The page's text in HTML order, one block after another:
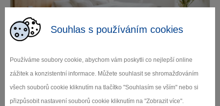
Souhlas s používáním cookies
Používáme soubory cookie, abychom vám poskytli co nejlepší online
zážitek a konzistentní informace. Můžete souhlasit se shromažďováním
všech souborů cookie kliknutím na tlačítko "Souhlasím se vším" nebo si
přizpůsobit nastavení souborů cookie kliknutím na "Zobrazit více".
Hotel Sněžné
Sněžné